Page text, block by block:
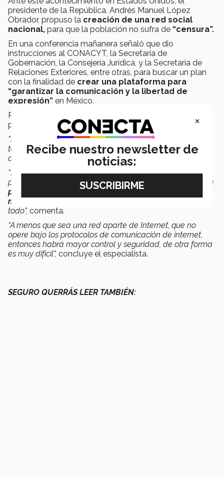
presidente de la República, Andrés Manuel López
Obrador, propuso la creación de una red social
nacional, para que la población no sufra de “censura”.
En una conferencia mañanera señaló que dio
instrucciones al CONACYT, la Secretaría de
Gobernación, la Consejería Jurídica, y la Secretaría de
Relaciones Exteriores, entre otras, para buscar un plan
con la finalidad de crear una plataforma para
“garantizar la comunicación y la libertad de
expresión” en México.
Respecto a si esta
para la población el catedrático comenta lo siguiente.
"Se puede crear una red sí, se puede anexar a internet
también, ¿será tan atractiva como lo son las redes que
actualmente operan en el ciberespacio? no se sabe.
"Si está ligada a Internet pues va a tener los mismos
problemas que se tienen en el entorno, entonces,
ver esta
propuesta como una forma de tener mayor seguridad,
no lo es,
todo", comenta.
“A menos que sea una red aparte de Internet, que no
opere bajo los protocolos de comunicación de internet,
entonces habrá mayor control y seguridad, de otra forma
es muy difícil", concluye el especialista.
SEGURO QUERRÁS LEER TAMBIÉN:
×
Recibe nuestro newsletter de
noticias: